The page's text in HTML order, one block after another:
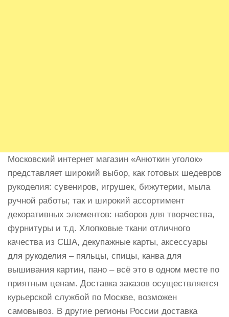
Московский интернет магазин «Анюткин уголок»
представляет широкий выбор, как готовых шедевров
рукоделия: сувениров, игрушек, бижутерии, мыла
ручной работы; так и широкий ассортимент
декоративных элементов: наборов для творчества,
фурнитуры и т.д. Хлопковые ткани отличного
качества из США, декупажные карты, аксессуары
для рукоделия – пяльцы, спицы, канва для
вышивания картин, пано – всё это в одном месте по
приятным ценам. Доставка заказов осуществляется
курьерской службой по Москве, возможен
самовывоз. В другие регионы России доставка